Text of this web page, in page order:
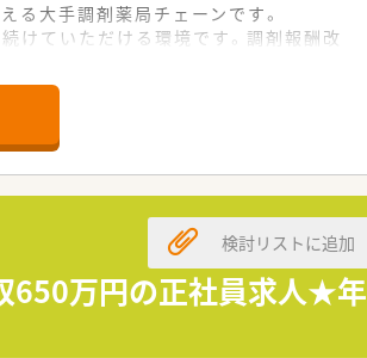
大手調剤薬局チェーンです。
けていただける環境です。調剤報酬改
が少ない環境です。
ております。
650万円の正社員求人★年
検討リストに追加